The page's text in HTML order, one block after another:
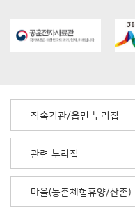
직속기관/읍면 누리집
관련 누리집
마을(농촌체험휴양/산촌)